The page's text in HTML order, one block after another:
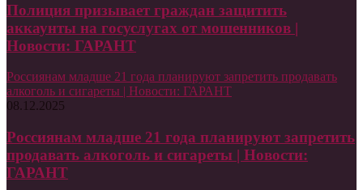
Полиция призывает граждан защитить
аккаунты на госуслугах от мошенников |
Новости: ГАРАНТ
Россиянам младше 21 года планируют запретить продавать
алкоголь и сигареты | Новости: ГАРАНТ
08.12.2025
Россиянам младше 21 года планируют запретить
продавать алкоголь и сигареты | Новости:
ГАРАНТ